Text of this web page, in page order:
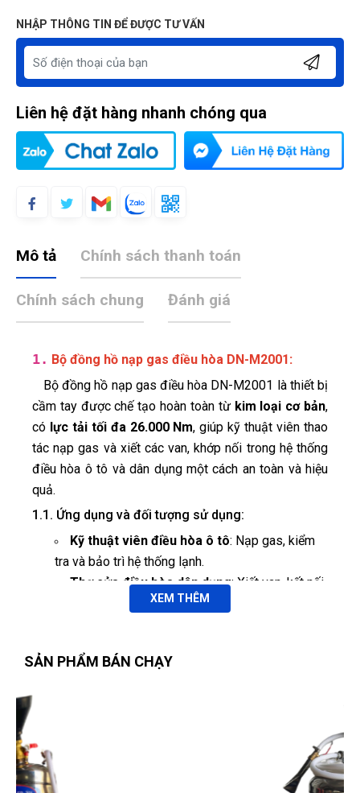
NHẬP THÔNG TIN ĐỂ ĐƯỢC TƯ VẤN
Liên hệ đặt hàng nhanh chóng qua
Mô tả Chính sách thanh toán
Chính sách chung Đánh giá
1. Bộ đồng hồ nạp gas điều hòa DN-M2001:
Bộ đồng hồ nạp gas điều hòa DN-M2001 là thiết bị
cầm tay được chế tạo hoàn toàn từ kim loại cơ bản,
có lực tải tối đa 26.000 Nm, giúp kỹ thuật viên thao
tác nạp gas và xiết các van, khớp nối trong hệ thống
điều hòa ô tô và dân dụng một cách an toàn và hiệu
quả.
1.1. Ứng dụng và đối tượng sử dụng:
Kỹ thuật viên điều hòa ô tô: Nạp gas, kiểm
tra và bảo trì hệ thống lạnh.
Thợ sửa điều hòa dân dụng: Xiết van, kết nối
ống gas tại nhà hoặc công trình.
Chủ xe & DIY: Hỗ trợ thao tác nạp gas và kiểm
chặt van, khớp nối dưới áp suất cao mà không lo
trượt.
XEM THÊM
SẢN PHẨM BÁN CHẠY
sài thử rồi cảm thấy rất tốt, thank shop , sẽ quay lại ủng hộ
TH